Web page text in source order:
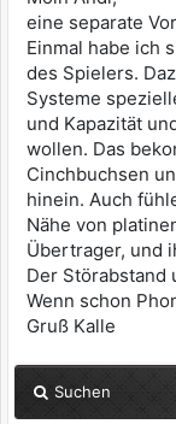
eine separate
Einmal habe ich
des Spielers.
Systeme
und Kapazität
wollen. Das
Cinchbuchsen
hinein. Auch
Nähe von
Übertrager, und
Der Störabstand
Wenn schon
Gruß Kalle
Suchen